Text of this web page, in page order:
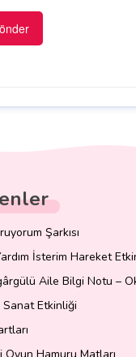
Şarkısı
İsterim Hareket
Aile Bilgi Notu –
Sanat Etkinliği